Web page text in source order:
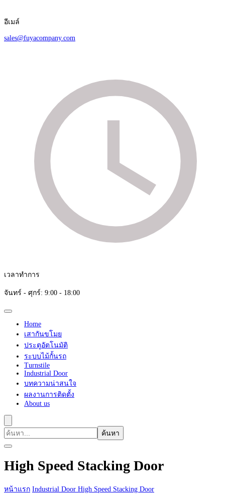
อีเมล์
sales@fuyacompany.com
เวลาทำการ
จันทร์ - ศุกร์: 9:00 - 18:00
Home
เสากันขโมย
ประตูอัตโนมัติ
ระบบไม้กั้นรถ
Turnstile
Industrial Door
บทความน่าสนใจ
ผลงานการติดตั้ง
About us
ค้นหา
High Speed Stacking Door
หน้าแรก Industrial Door High Speed Stacking Door